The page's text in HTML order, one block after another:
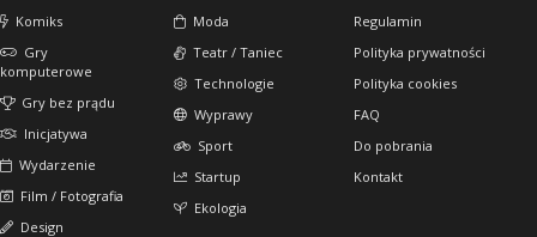
Komiks
Gry
komputerowe
Gry bez prądu
Inicjatywa
Wydarzenie
Film / Fotografia
Design
Moda
Teatr / Taniec
Technologie
Wyprawy
Sport
Startup
Ekologia
Regulamin
Polityka prywatności
Polityka cookies
FAQ
Do pobrania
Kontakt